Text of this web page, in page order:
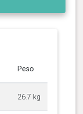
Peso
26.7 kg